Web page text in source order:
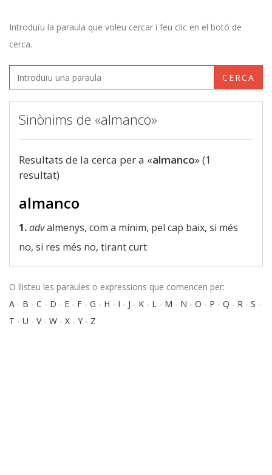
Introduïu la paraula que voleu cercar i feu clic en el botó de
cerca.
CERCA
Sinònims de «almanco»
Resultats de la cerca per a «almanco» (1
resultat)
almanco
1.advalmenys, com a mínim, pel cap baix, si més
no, si res més no, tirant curt
O llisteu les paraules o expressions que comencen per:
A - B - C - D - E - F - G - H - I - J - K - L - M - N - O - P - Q - R - S -
T - U - V- W - X - Y - Z